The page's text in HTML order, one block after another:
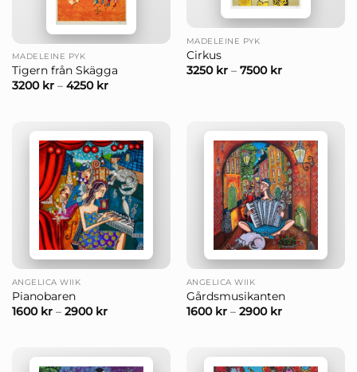
MADELEINE PYK
Tigern från Skägga
3200 kr– 4250 kr
MADELEINE PYK
Cirkus
3250 kr– 7500 kr
ANGELICA WIIK
Pianobaren
1600 kr– 2900 kr
ANGELICA WIIK
Gårdsmusikanten
1600 kr– 2900 kr